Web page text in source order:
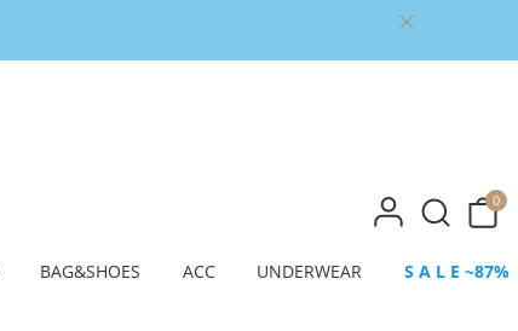
0
BAG&SHOES ACC UNDERWEAR S A L E ~87%